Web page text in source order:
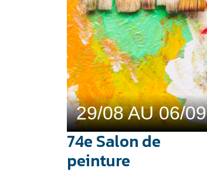
29/08 AU 06/09
74e Salon de
peinture